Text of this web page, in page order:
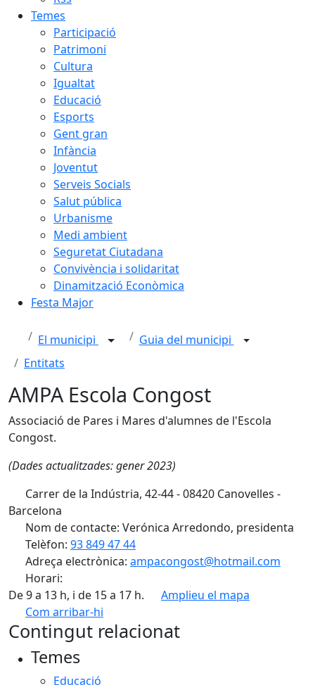
Temes
Participació
Patrimoni
Cultura
Igualtat
Educació
Esports
Gent gran
Infància
Joventut
Serveis Socials
Salut pública
Urbanisme
Medi ambient
Seguretat Ciutadana
Convivència i solidaritat
Dinamització Econòmica
Festa Major
El municipi
Guia del municipi
Entitats
AMPA Escola Congost
Associació de Pares i Mares d'alumnes de l'Escola
Congost.
(Dades actualitzades: gener 2023)
Carrer de la Indústria, 42-44 - 08420 Canovelles -
Barcelona
Nom de contacte: Verónica Arredondo, presidenta
Telèfon: 93 849 47 44
Adreça electrònica: ampacongost@hotmail.com
Horari:
De 9 a 13 h, i de 15 a 17 h.
Amplieu el mapa
Com arribar-hi
+
Contingut relacionat
Temes
Educació